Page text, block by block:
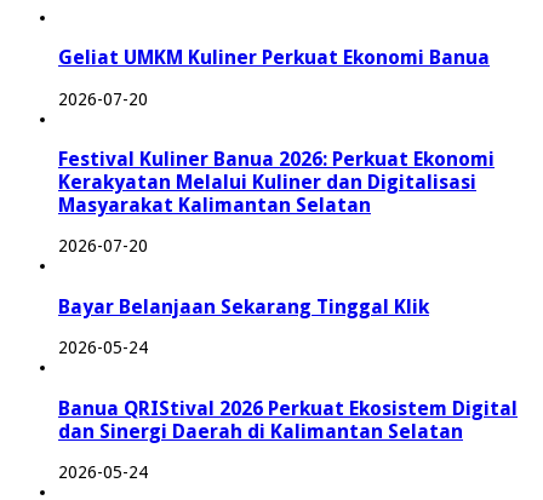
Geliat UMKM Kuliner Perkuat Ekonomi Banua
2026-07-20
Festival Kuliner Banua 2026: Perkuat Ekonomi
Kerakyatan Melalui Kuliner dan Digitalisasi
Masyarakat Kalimantan Selatan
2026-07-20
Bayar Belanjaan Sekarang Tinggal Klik
2026-05-24
Banua QRIStival 2026 Perkuat Ekosistem Digital
dan Sinergi Daerah di Kalimantan Selatan
2026-05-24